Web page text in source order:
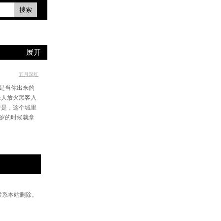
搜索
展开
五月深红
当你出来的
放火黑客入
，这个城里
的时候就拿
本站删除。